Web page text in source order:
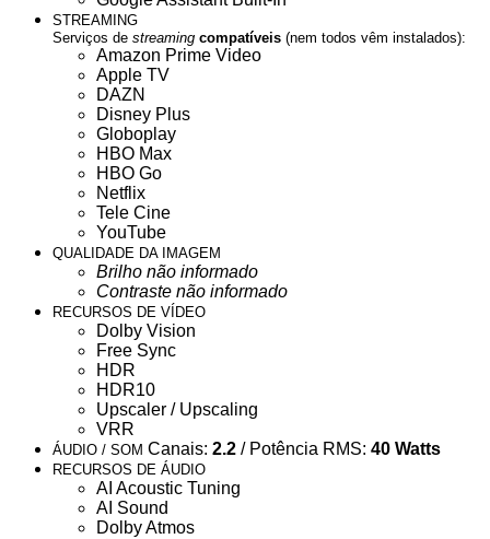
STREAMING
Serviços de streaming compatíveis (nem todos vêm instalados):
Amazon Prime Video
Apple TV
DAZN
Disney Plus
Globoplay
HBO Max
HBO Go
Netflix
Tele Cine
YouTube
QUALIDADE DA IMAGEM
Brilho não informado
Contraste não informado
RECURSOS DE VÍDEO
Dolby Vision
Free Sync
HDR
HDR10
Upscaler / Upscaling
VRR
ÁUDIO / SOM Canais: 2.2 / Potência RMS: 40 Watts
RECURSOS DE ÁUDIO
AI Acoustic Tuning
AI Sound
Dolby Atmos